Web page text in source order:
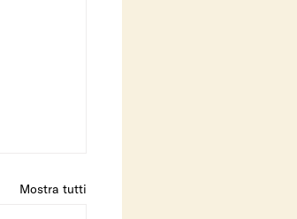
Mostra tutti